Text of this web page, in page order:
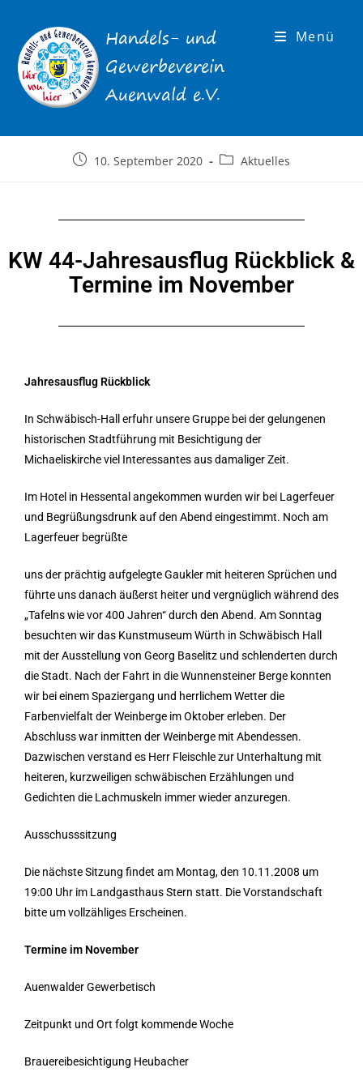
Menü
10. September 2020 Aktuelles
KW 44-Jahresausflug Rückblick &
Termine im November
Jahresausflug Rückblick
In Schwäbisch-Hall erfuhr unsere Gruppe bei der gelungenen
historischen Stadtführung mit Besichtigung der
Michaeliskirche viel Interessantes aus damaliger Zeit.
Im Hotel in Hessental angekommen wurden wir bei Lagerfeuer
und Begrüßungsdrunk auf den Abend eingestimmt. Noch am
Lagerfeuer begrüßte
uns der prächtig aufgelegte Gaukler mit heiteren Sprüchen und
führte uns danach äußerst heiter und vergnüglich während des
„Tafelns wie vor 400 Jahren“ durch den Abend. Am Sonntag
besuchten wir das Kunstmuseum Würth in Schwäbisch Hall
mit der Ausstellung von Georg Baselitz und schlenderten durch
die Stadt. Nach der Fahrt in die Wunnensteiner Berge konnten
wir bei einem Spaziergang und herrlichem Wetter die
Farbenvielfalt der Weinberge im Oktober erleben. Der
Abschluss war inmitten der Weinberge mit Abendessen.
Dazwischen verstand es Herr Fleischle zur Unterhaltung mit
heiteren, kurzweiligen schwäbischen Erzählungen und
Gedichten die Lachmuskeln immer wieder anzuregen.
Ausschusssitzung
Die nächste Sitzung findet am Montag, den 10.11.2008 um
19:00 Uhr im Landgasthaus Stern statt. Die Vorstandschaft
bitte um vollzähliges Erscheinen.
Termine im November
Auenwalder Gewerbetisch
Zeitpunkt und Ort folgt kommende Woche
Brauereibesichtigung Heubacher